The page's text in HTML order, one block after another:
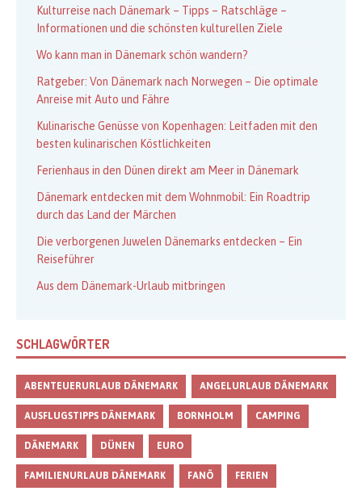
Kulturreise nach Dänemark – Tipps – Ratschläge –
Informationen und die schönsten kulturellen Ziele
Wo kann man in Dänemark schön wandern?
Ratgeber: Von Dänemark nach Norwegen – Die optimale
Anreise mit Auto und Fähre
Kulinarische Genüsse von Kopenhagen: Leitfaden mit den
besten kulinarischen Köstlichkeiten
Ferienhaus in den Dünen direkt am Meer in Dänemark
Dänemark entdecken mit dem Wohnmobil: Ein Roadtrip
durch das Land der Märchen
Die verborgenen Juwelen Dänemarks entdecken – Ein
Reiseführer
Aus dem Dänemark-Urlaub mitbringen
SCHLAGWÖRTER
ABENTEUERURLAUB DÄNEMARK ANGELURLAUB DÄNEMARK
AUSFLUGSTIPPS DÄNEMARK BORNHOLM CAMPING
DÄNEMARK DÜNEN EURO
FAMILIENURLAUB DÄNEMARK FANÖ FERIEN